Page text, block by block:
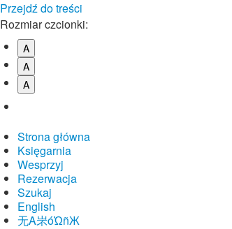
Przejdź do treści
Rozmiar czcionki:
A
A
A
Strona główna
Księgarnia
Wesprzyj
Rezerwacja
Szukaj
English
⽆A㞸óὨñЖ